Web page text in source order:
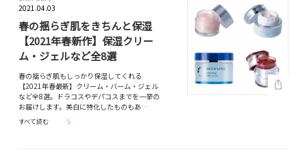
2021.04.03
春の揺らぎ肌をきちんと保湿
【2021年春新作】保湿クリー
ム・ジェルなど全8選
春の揺らぎ肌もしっかり保湿してくれる
【2021年春最新】クリーム・バーム・ジェル
など全8選。ドラコスやデパコスまでを一挙の
お届けします。美白に特化したものもあ…
すべて読む